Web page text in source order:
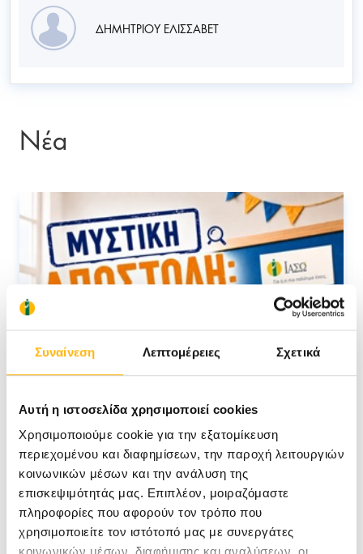
Συναίνεση Λεπτομέρειες Σχετικά
Αυτή η ιστοσελίδα χρησιμοποιεί cookies
Χρησιμοποιούμε cookie για την εξατομίκευση
περιεχομένου και διαφημίσεων, την παροχή λειτουργιών
κοινωνικών μέσων και την ανάλυση της
επισκεψιμότητάς μας. Επιπλέον, μοιραζόμαστε
πληροφορίες που αφορούν τον τρόπο που
χρησιμοποιείτε τον ιστότοπό μας με συνεργάτες
ΔΗΜΗΤΡΙΟΥ ΕΛΙΣΣΑΒΕΤ
Νέα